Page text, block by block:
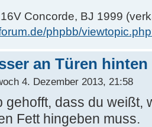
Concorde, BJ 1999
phpbb/
an Türen hinten
4. Dezember 2013, 21:58
gehofft, dass du weißt,
Fett hingeben muss.